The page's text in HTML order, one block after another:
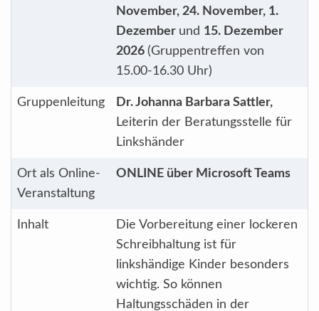
November, 24. November, 1.
Dezember und 15. Dezember
2026 (Gruppentreffen von
15.00-16.30 Uhr)
Gruppenleitung
Dr. Johanna Barbara Sattler,
Leiterin der Beratungsstelle für
Linkshänder
Ort als Online-
Veranstaltung
ONLINE über Microsoft Teams
Inhalt
Die Vorbereitung einer lockeren
Schreibhaltung ist für
linkshändige Kinder besonders
wichtig. So können
Haltungsschäden in der